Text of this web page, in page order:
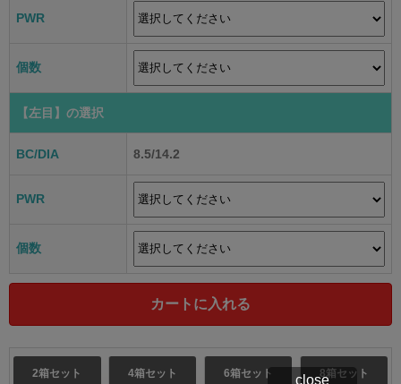
PWR
個数
【左目】 の選択
BC/DIA 8.5/14.2
PWR
個数
2箱セット 4箱セット 6箱セット 8箱セット
close